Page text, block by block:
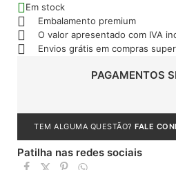
Em stock
Embalamento premium
O valor apresentado com IVA
Envios grátis em compras
PAGAMENTOS
TEM ALGUMA QUESTÃO? FALE
Patilha nas redes sociais